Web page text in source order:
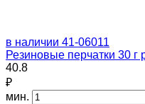
в наличии 41-06011
Резиновые перчатки 30
40.8
₽
мин.